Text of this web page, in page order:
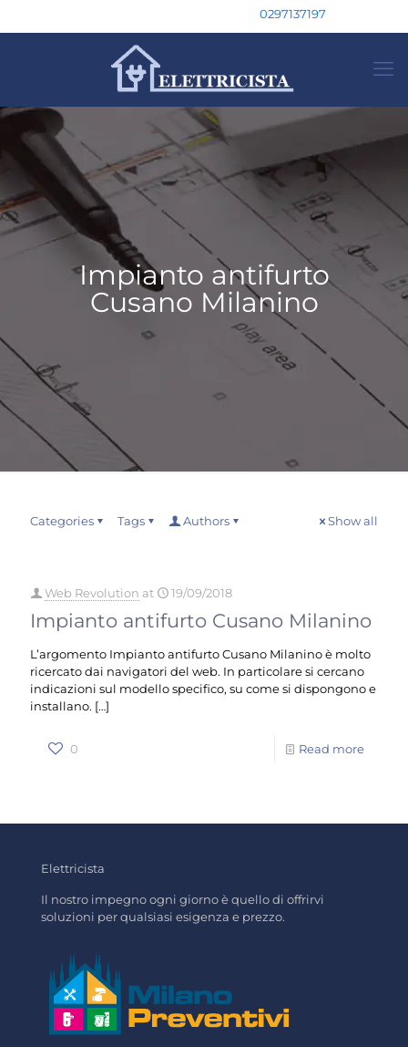
0297137197
Impianto antifurto
Cusano Milanino
Categories Tags Authors Show all
Web Revolution at 19/09/2018
Impianto antifurto Cusano Milanino
L’argomento Impianto antifurto Cusano Milanino è molto
ricercato dai navigatori del web. In particolare si cercano
indicazioni sul modello specifico, su come si dispongono e
installano. […]
0 Read more
Elettricista
Il nostro impegno ogni giorno è quello di offrirvi
soluzioni per qualsiasi esigenza e prezzo.